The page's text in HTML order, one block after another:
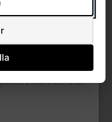
2 november, 2021